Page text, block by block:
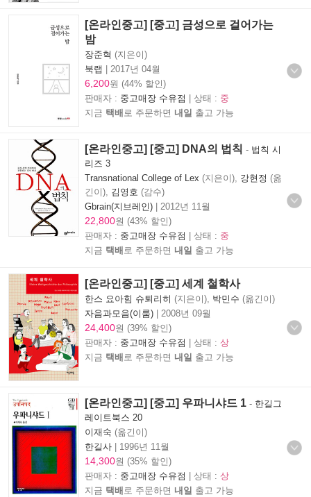
[온라인중고] [중고] 금성으로 걸어가는
밤
장준혁 (지은이)
북랩
2017년 04월
6,200원 (44% 할인)
판매자 : 중고매장 수유점 | 상태 : 중
지금 택배 로 주문하면 내일 출고 가능
[온라인중고] [중고] DNA의 법칙 - 법칙 시
리즈 3
Transnational College of Lex (지은이), 강현정 (옮
긴이), 김영호 (감수)
Gbrain(지브레인)
2012년 11월
22,800원 (43% 할인)
판매자 : 중고매장 수유점 | 상태 : 중
지금 택배 로 주문하면 내일 출고 가능
[온라인중고] [중고] 세계 철학사
한스 요아힘 슈퇴리히 (지은이), 박민수 (옮긴이)
자음과모음(이룸)
2008년 09월
24,400원 (39% 할인)
판매자 : 중고매장 수유점 | 상태 : 상
지금 택배 로 주문하면 내일 출고 가능
[온라인중고] [중고] 우파니샤드 1 - 한길그
레이트북스 20
이재숙 (옮긴이)
한길사
1996년 11월
14,300원 (35% 할인)
판매자 : 중고매장 수유점 | 상태 : 상
지금 택배 로 주문하면 내일 출고 가능